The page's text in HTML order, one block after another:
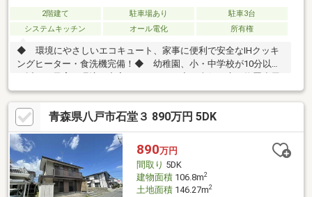
2階建て 駐車場あり
駐車3台
システムキッチン
オール電化 所有権
◆ 環境にやさしいエコキュート、家事に便利で安全なIHクッキ
ングヒーター・食洗機完備！◆ 幼稚園、小・中学校が10分以内
と近く、子育て環境が充実しています！◆ 南側に庭・物置小屋
があり、ゆったりとした生活が送れます！
青森県八戸市石堂３ 890万円 5DK
890万円
間取り 5DK
建物面積106.8m2
土地面積146.27m2